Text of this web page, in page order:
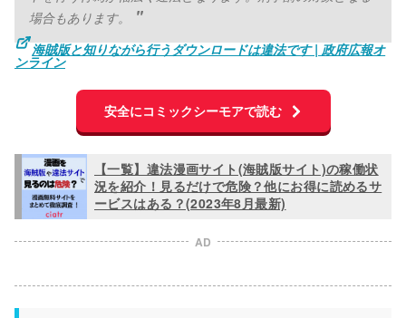
場合もあります。
海賊版と知りながら行うダウンロードは違法です | 政府広報オ
ンライン
安全にコミックシーモアで読む
【一覧】違法漫画サイト(海賊版サイト)の稼働状
況を紹介！見るだけで危険？他にお得に読めるサ
ービスはある？(2023年8月最新)
AD